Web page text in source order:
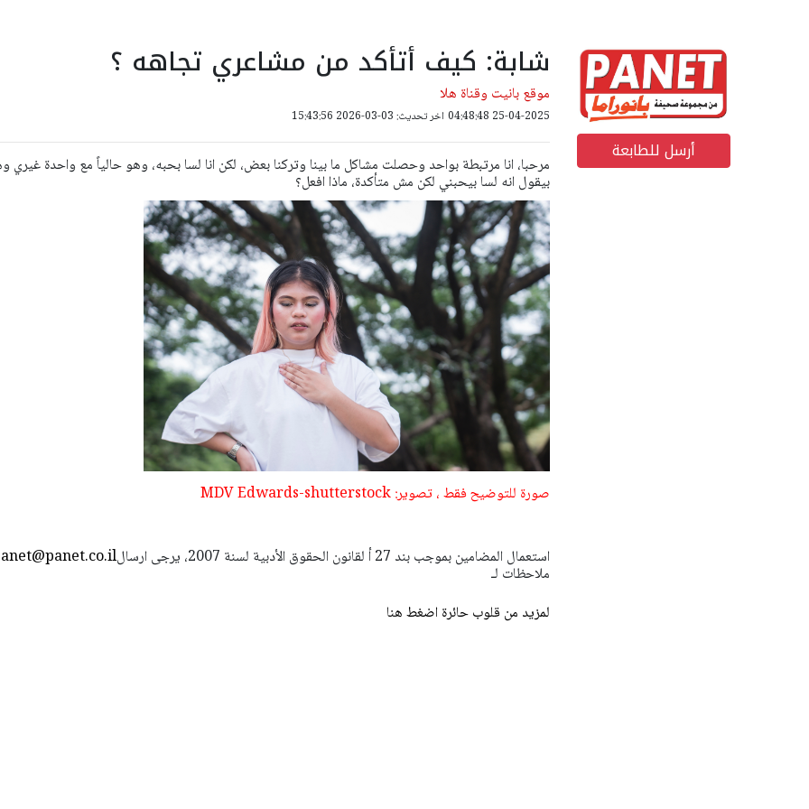
أرسل للطابعة
شابة: كيف أتأكد من مشاعري تجاهه ؟
موقع بانيت وقناة هلا
25-04-2025 04:48:48 اخر تحديث: 03-03-2026 15:43:56
مرحبا، انا مرتبطة بواحد وحصلت مشاكل ما بينا وتركنا بعض، لكن انا لسا بحبه، وهو حالياً مع واحدة غيري
بيقول انه لسا بيحبني لكن مش متأكدة، ماذا افعل؟
صورة للتوضيح فقط ، تصوير: MDV Edwards-shutterstock
استعمال المضامين بموجب بند 27 أ لقانون الحقوق الأدبية لسنة 2007، يرجى ارسال
ملاحظات لـ
لمزيد من قلوب حائرة اضغط هنا